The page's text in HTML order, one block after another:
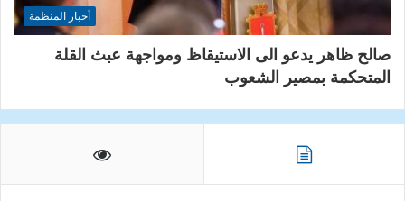
أخبار المنظمة
صالح ظاهر يدعو الى الاستيقاظ ومواجهة عبث القلة
المتحكمة بمصير الشعوب